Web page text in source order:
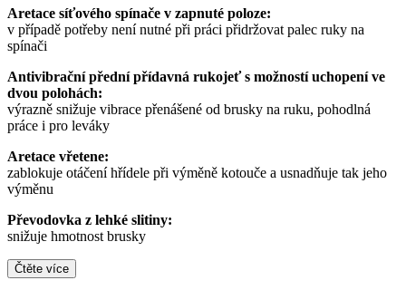
Aretace síťového spínače v zapnuté poloze:
v případě potřeby není nutné při práci přidržovat palec ruky na
spínači
Antivibrační přední přídavná rukojeť s možností uchopení ve
dvou polohách:
výrazně snižuje vibrace přenášené od brusky na ruku, pohodlná
práce i pro leváky
Aretace vřetene:
zablokuje otáčení hřídele při výměně kotouče a usnadňuje tak jeho
výměnu
Převodovka z lehké slitiny:
snižuje hmotnost brusky
Čtěte více